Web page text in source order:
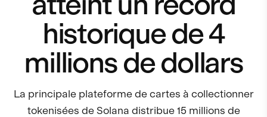
historique de 4
millions de dollars
La principale plateforme de cartes à collectionner
tokenisées de Solana distribue 15 millions de